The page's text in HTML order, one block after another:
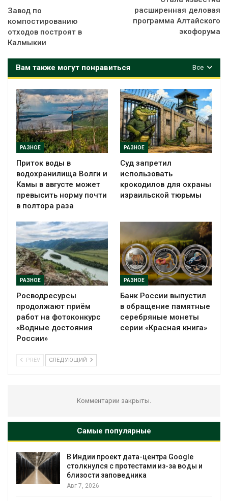
Завод по
компостированию
отходов построят в
Калмыкии
расширенная деловая
программа Алтайского
экофорума
Все
Вам также могут понравиться
РАЗНОЕ
Приток воды в
водохранилища Волги и
Камы в августе может
превысить норму почти
в полтора раза
РАЗНОЕ
Суд запретил
использовать
крокодилов для охраны
израильской тюрьмы
РАЗНОЕ
Росводресурсы
продолжают приём
работ на фотоконкурс
«Водные достояния
России»
РАЗНОЕ
Банк России выпустил
в обращение памятные
серебряные монеты
серии «Красная книга»
PREV СЛЕДУЮЩИЙ
Комментарии закрыты.
Самые популярные
В Индии проект дата-центра Google
столкнулся с протестами из-за воды и
близости заповедника
Авг 7, 2026